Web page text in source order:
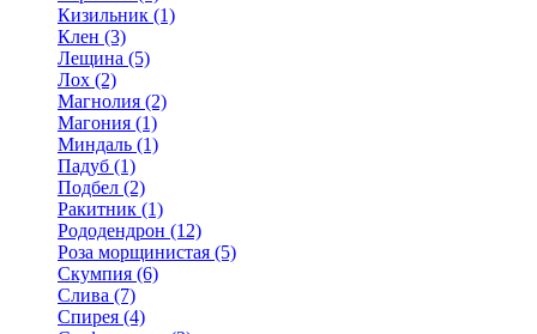
Кизильник (1)
Клен (3)
Лещина (5)
Лох (2)
Магнолия (2)
Магония (1)
Миндаль (1)
Падуб (1)
Подбел (2)
Ракитник (1)
Рододендрон (12)
Роза морщинистая (5)
Скумпия (6)
Слива (7)
Спирея (4)